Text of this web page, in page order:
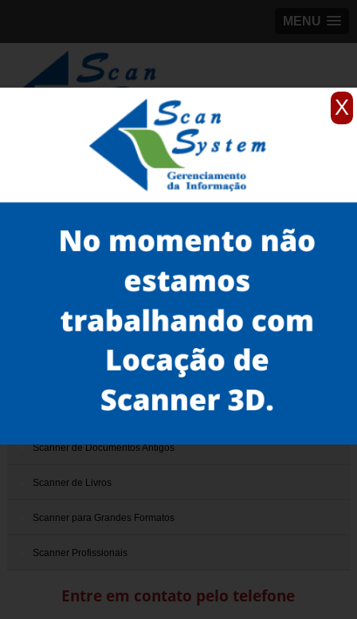
X
MENU
98184-5245
scanner 3D EVA para peças
venda de scanner 3D para pessoas Socorro
Serviços
Scanner de Documentos
Scanner de Documentos Antigos
Scanner de Livros
Scanner para Grandes Formatos
Scanner Profissionais
Entre em contato pelo telefone